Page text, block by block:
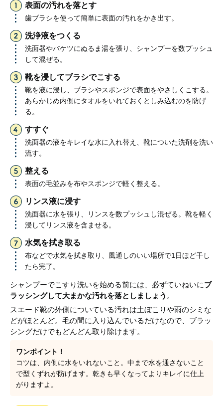
表面の汚れを落とす
歯ブラシを使って簡単に表面の汚れをかき出す。
洗浄液をつくる
洗面器やバケツにぬるま湯を張り、シャンプーを数プッシュ
して混ぜる。
靴を浸してブラシでこする
靴を液に浸し、ブラシやスポンジで表面をやさしくこする。
あらかじめ内側にタオルをいれておくとしみ込むのを防げ
る。
すすぐ
洗面器の液をキレイな水に入れ替え、靴についた洗剤を洗い
流す。
整える
表面の毛並みを布やスポンジで軽く整える。
リンス液に浸す
洗面器に水を張り、リンスを数プッシュし混ぜる。靴を軽く
浸してリンス液を含ませる。
水気を拭き取る
布などで水気を拭き取り、風通しのいい場所で1日ほど干し
たら完了。
シャンプーでこすり洗いを始める前には、必ずていねいにブ
ラッシングして大まかな汚れを落としましょう 。
スエード靴の外側についている汚れは土ぼこりや雨のシミな
どがほとんど。毛の間に入り込んでいるだけなので、ブラッ
シングだけでもどんどん取り除けます。
ワンポイント！
コツは、内側に水をいれないこと。中まで水を通さないこと
で型くずれが防げます。乾きも早くなってよりキレイに仕上
がりますよ。